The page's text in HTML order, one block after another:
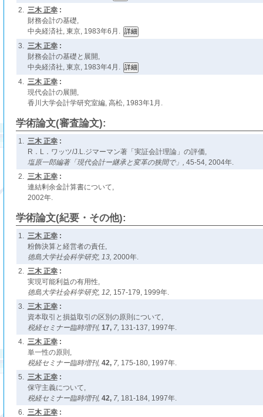
2. 三木 正幸:
財務会計の基礎,
中央経済社, 東京, 1983年6月.
3. 三木 正幸:
財務会計の基礎と展開,
中央経済社, 東京, 1983年4月.
4. 三木 正幸:
現代会計の展開,
香川大学会計学研究室編, 高松, 1983年1月.
学術論文(審査論文):
1. 三木 正幸:
R．L．ワッツ/J.L.ジマーマン著「実証会計理論」の評価,
塩原一郎編著「現代会計ー継承と変革の狭間で」, 45-54, 2004年.
2. 三木 正幸:
連結剰余金計算書について,
2002年.
学術論文(紀要・その他):
1. 三木 正幸:
粉飾決算と経営者の責任,
徳島大学社会科学研究, 13, 2000年.
2. 三木 正幸:
実現可能利益の有用性,
徳島大学社会科学研究, 12, 157-179, 1999年.
3. 三木 正幸:
資本取引と損益取引の区別の原則について,
税経セミナー臨時増刊, 17, 7, 131-137, 1997年.
4. 三木 正幸:
単一性の原則,
税経セミナー臨時増刊, 42, 7, 175-180, 1997年.
5. 三木 正幸:
保守主義について,
税経セミナー臨時増刊, 42, 7, 181-184, 1997年.
6. 三木 正幸: